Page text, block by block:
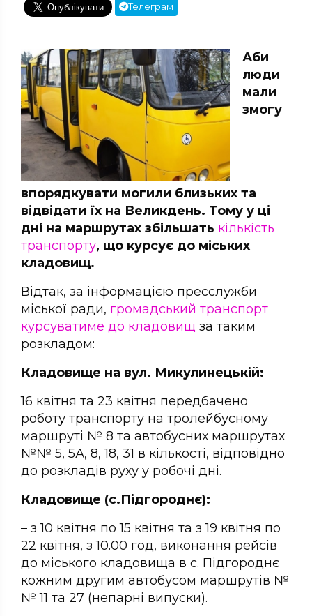
Телеграм
Аби
люди
мали
змогу
впорядкувати могили близьких та
відвідати їх на Великдень. Тому у ці
дні на маршрутах збільшать кількість
транспорту, що курсує до міських
кладовищ.
Відтак, за інформацією пресслужби
міської ради, громадський транспорт
курсуватиме до кладовищ за таким
розкладом:
Кладовище на вул. Микулинецькій:
16 квітня та 23 квітня передбачено
роботу транспорту на тролейбусному
маршруті № 8 та автобусних маршрутах
№№ 5, 5А, 8, 18, 31 в кількості, відповідно
до розкладів руху у робочі дні.
Кладовище (с.Підгороднє):
– з 10 квітня по 15 квітня та з 19 квітня по
22 квітня, з 10.00 год, виконання рейсів
до міського кладовища в с. Підгороднє
кожним другим автобусом маршрутів №
№ 11 та 27 (непарні випуски).